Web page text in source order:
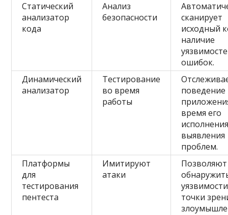
Статический
анализатор
кода
Анализ
безопасности
сканирует
исходный
наличие
ошибок.
Динамический
анализатор
Тестирование
во время
работы
поведение
время его
выявления
проблем.
Платформы
для
тестирования
пентеста
Имитируют
атаки
Позволяют
точки